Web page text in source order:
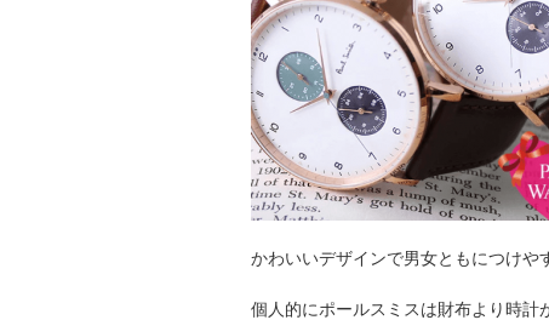
かわいいデザインで男女ともにつけや
個人的にポールスミスは財布より時計